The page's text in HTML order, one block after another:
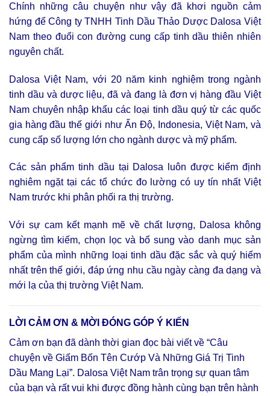
Chính những câu chuyện như vậy đã khơi nguồn cảm
hứng để Công ty TNHH Tinh Dầu Thảo Dược Dalosa Việt
Nam theo đuổi con đường cung cấp tinh dầu thiên nhiên
nguyên chất.
Dalosa Việt Nam, với 20 năm kinh nghiệm trong ngành
tinh dầu và dược liệu, đã và đang là đơn vị hàng đầu Việt
Nam chuyên nhập khẩu các loại tinh dầu quý từ các quốc
gia hàng đầu thế giới như Ấn Độ, Indonesia, Việt Nam, và
cung cấp số lượng lớn cho ngành dược và mỹ phẩm.
Các sản phẩm tinh dầu tại Dalosa luôn được kiểm định
nghiêm ngặt tại các tổ chức đo lường có uy tín nhất Việt
Nam trước khi phân phối ra thị trường.
Với sự cam kết mạnh mẽ về chất lượng, Dalosa không
ngừng tìm kiếm, chọn lọc và bổ sung vào danh mục sản
phẩm của mình những loại tinh dầu đặc sắc và quý hiếm
nhất trên thế giới, đáp ứng nhu cầu ngày càng đa dạng và
mới lạ của thị trường Việt Nam.
LỜI CẢM ƠN & MỜI ĐÓNG GÓP Ý KIẾN
Cảm ơn bạn đã dành thời gian đọc bài viết về “Câu
chuyện về Giấm Bốn Tên Cướp Và Những Giá Trị Tinh
Dầu Mang Lại”. Dalosa Việt Nam trân trọng sự quan tâm
của bạn và rất vui khi được đồng hành cùng bạn trên hành